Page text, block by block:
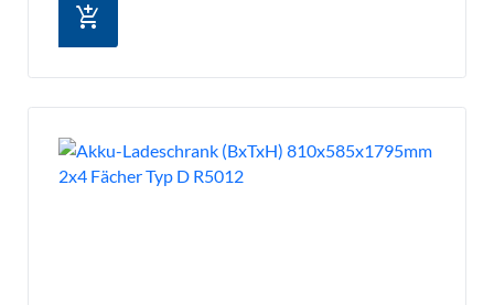
add_shopping_cart